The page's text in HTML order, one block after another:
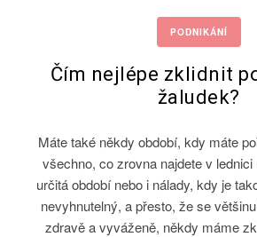
PODNIKÁNÍ
Čím nejlépe zklidnit
žaludek?
Máte také někdy období, kdy máte
všechno, co zrovna najdete v
určitá období nebo i nálady, kdy je
nevyhnutelný, a přesto, že se
zdravě a vyváženě, někdy máme